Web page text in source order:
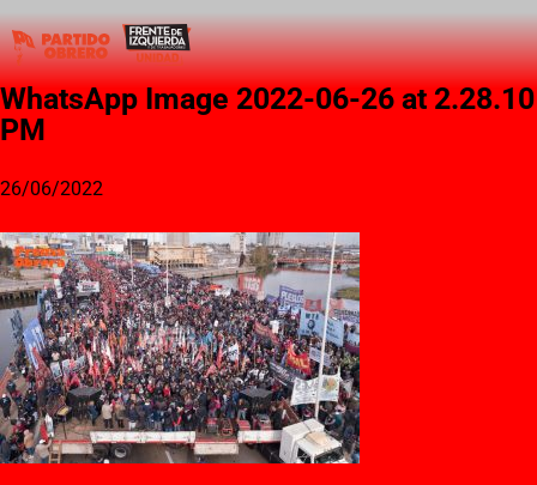
WhatsApp Image 2022-06-26 at 2.28.10
PM
26/06/2022